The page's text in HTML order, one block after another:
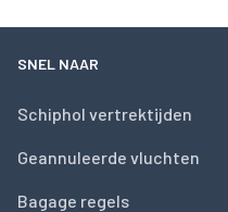
SNEL NAAR
Schiphol vertrektijden
Geannuleerde vluchten
Bagage regels